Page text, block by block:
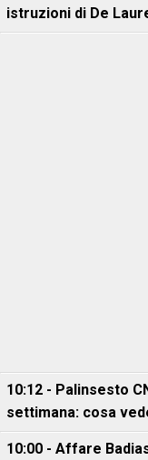
istruzioni di De
10:12 - Palinsesto
settimana: cosa
10:00 - Affare